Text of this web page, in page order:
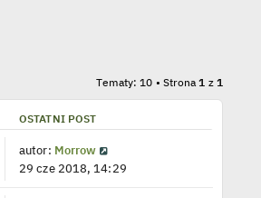
Tematy: 10 • Strona1 z 1
OSTATNI POST
autor: Morrow
29 cze 2018, 14:29